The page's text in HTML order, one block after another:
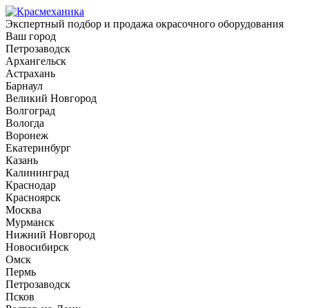
Экспертный подбор и продажа окрасочного оборудования
Ваш город
Петрозаводск
Архангельск
Астрахань
Барнаул
Великий Новгород
Волгоград
Вологда
Воронеж
Екатеринбург
Казань
Калининград
Краснодар
Красноярск
Москва
Мурманск
Нижний Новгород
Новосибирск
Омск
Пермь
Петрозаводск
Псков